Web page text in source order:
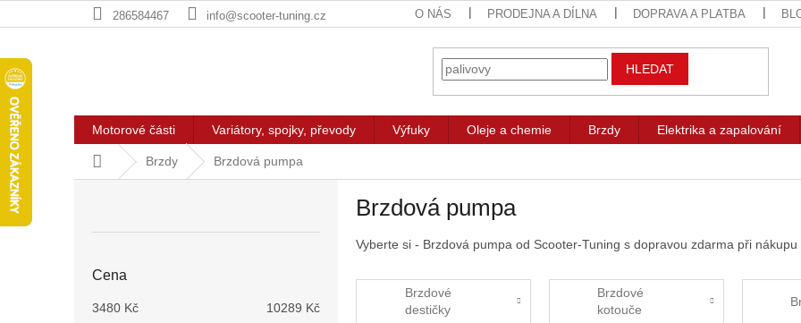
na
286584467 info@scooter-tuning.cz O NÁS PRODEJNA A DÍLNA DOPRAVA A PLATBA
HLEDAT
Motorové části Variátory, spojky, převody Výfuky Oleje a chemie Brzdy Elektrika a zapalování
Domů Brzdy Brzdová pumpa
Cena
3480 Kč 10289 Kč
Brzdová pumpa
Vyberte si - Brzdová pumpa od Scooter-Tuning s dopravou zdarma při
Brzdové
destičky
Brzdové
kotouče